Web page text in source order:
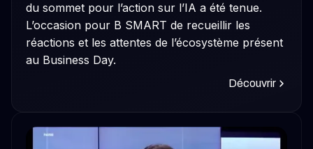
du sommet pour l’action sur l’IA a été tenue.
L’occasion pour B SMART de recueillir les
réactions et les attentes de l’écosystème présent
au Business Day.
Découvrir